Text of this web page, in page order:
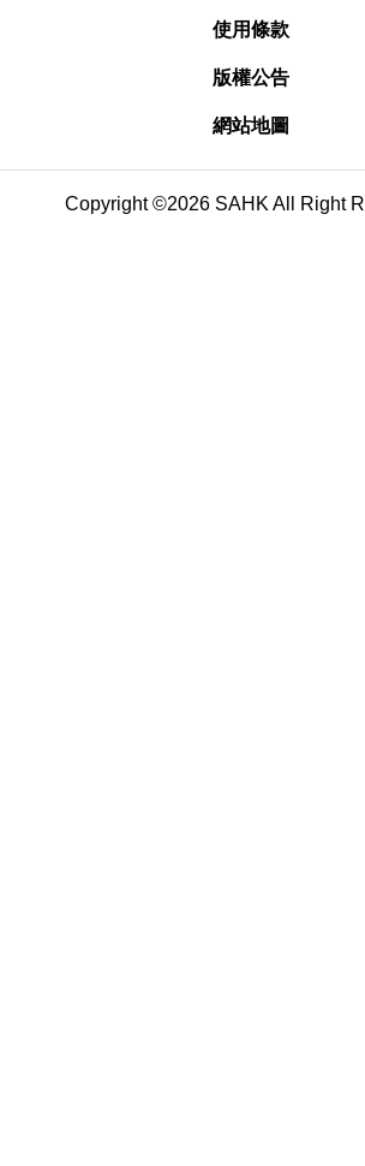
使用條款
版權公告
網站地圖
Copyright ©2026 SAHK All Right